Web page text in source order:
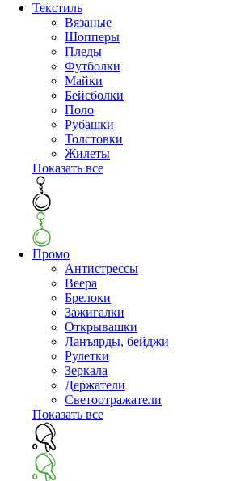
Текстиль
Вязаные
Шопперы
Пледы
Футболки
Майки
Бейсболки
Поло
Рубашки
Толстовки
Жилеты
Показать все
Промо
Антистрессы
Веера
Брелоки
Зажигалки
Открывашки
Ланъярды, бейджи
Рулетки
Зеркала
Держатели
Светоотражатели
Показать все